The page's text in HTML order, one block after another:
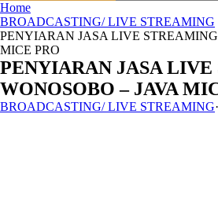
Home
BROADCASTING/ LIVE STREAMING
PENYIARAN JASA LIVE
MICE PRO
PENYIARAN JASA
WONOSOBO – JAVA
BROADCASTING/ LIVE STREAMING·